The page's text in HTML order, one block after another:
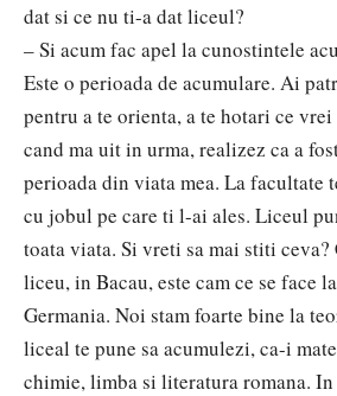
dat si ce nu ti-a dat liceul?
– Si acum fac apel la cunostintele
Este o perioada de acumulare. Ai
pentru a te orienta, a te hotari ce
cand ma uit in urma, realizez ca a
perioada din viata mea. La facultate
cu jobul pe care ti l-ai ales. Liceul
toata viata. Si vreti sa mai stiti ceva?
liceu, in Bacau, este cam ce se face
Germania. Noi stam foarte bine la
liceal te pune sa acumulezi, ca-i
chimie, limba si literatura romana.